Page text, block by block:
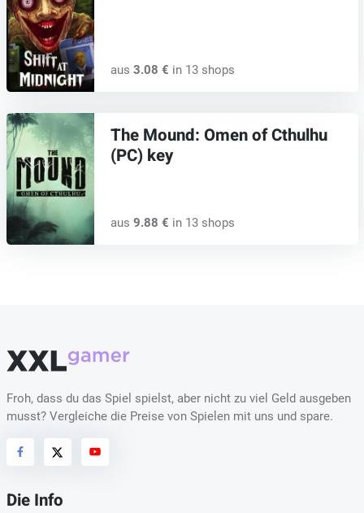
aus 3.08 € in 13 shops
The Mound: Omen of Cthulhu
(PC) key
aus 9.88 € in 13 shops
Froh, dass du das Spiel spielst, aber nicht zu viel Geld ausgeben
musst? Vergleiche die Preise von Spielen mit uns und spare.
Die Info